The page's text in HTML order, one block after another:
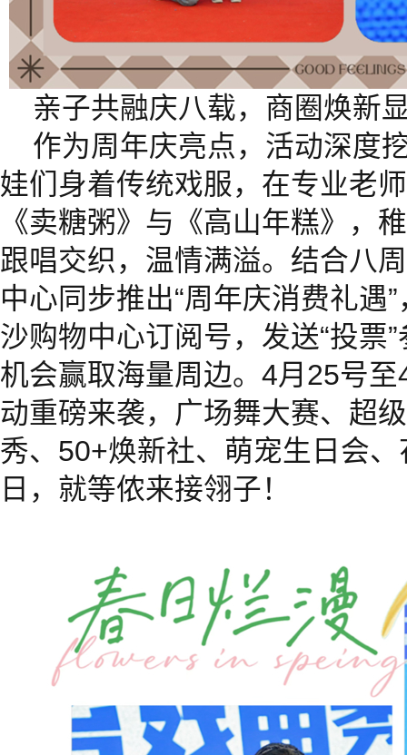
亲子共融庆八载，商圈焕新
作为周年庆亮点，活动深度
娃们身着传统戏服，在专业老
《卖糖粥》与《高山年糕》，
跟唱交织，温情满溢。结合八
中心同步推出“周年庆消费礼遇
沙购物中心订阅号，发送“投票
机会赢取海量周边。4月25号
动重磅来袭，广场舞大赛、超
秀、50+焕新社、萌宠生日会
日，就等侬来接翎子！